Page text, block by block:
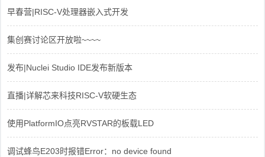
早春营|RISC-V处理器嵌入式开发
集创赛讨论区开放啦~~~~
发布|Nuclei Studio IDE发布新版本
直播|详解芯来科技RISC-V软硬生态
使用PlatformIO点亮RVSTAR的板载LED
调试蜂鸟E203时报错Error：no device found